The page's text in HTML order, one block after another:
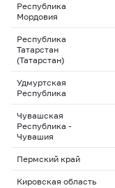
Республика
Мордовия
Республика
Татарстан
(Татарстан)
Удмуртская
Республика
Чувашская
Республика -
Чувашия
Пермский край
Кировская область